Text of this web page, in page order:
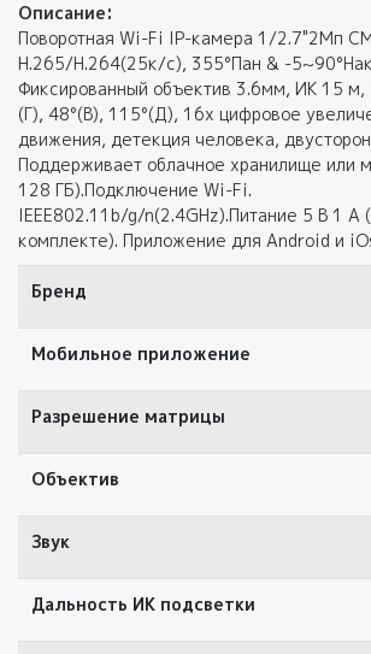
Описание:
Поворотная Wi-Fi IP-камера 1/2.7"2Мп
H.265/H.264(25к/с), 355°Пан & -
Фиксированный объектив 3.6мм, ИК 15 м,
(Г), 48°(В), 115°(Д), 16x цифровое
движения, детекция человека,
Поддерживает облачное хранилище или
128 ГБ).Подключение Wi-Fi.
IEEE802.11b/g/n(2.4GHz).Питание 5 В 1 A
комплекте). Приложение для Android и
Бренд
Мобильное приложение
Разрешение матрицы
Объектив
Звук
Дальность ИК подсветки